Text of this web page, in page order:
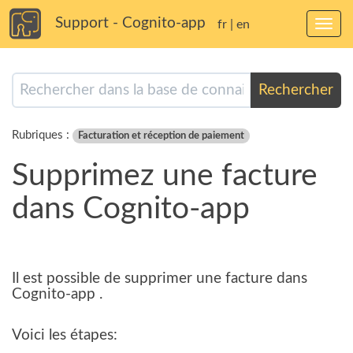
Support - Cognito-app fr en
Rechercher
Rubriques : Facturation et réception de paiement
Supprimez une facture
dans Cognito-app
Il est possible de supprimer une facture dans
Cognito-app .
Voici les étapes: